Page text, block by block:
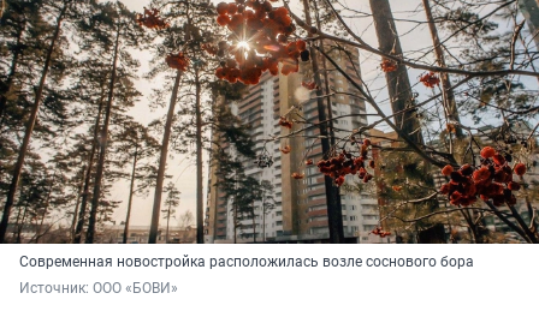
Современная новостройка расположилась возле соснового бора
Источник: ООО «БОВИ»